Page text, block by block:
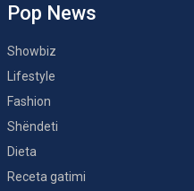
Pop News
Showbiz
Lifestyle
Fashion
Shëndeti
Dieta
Receta gatimi